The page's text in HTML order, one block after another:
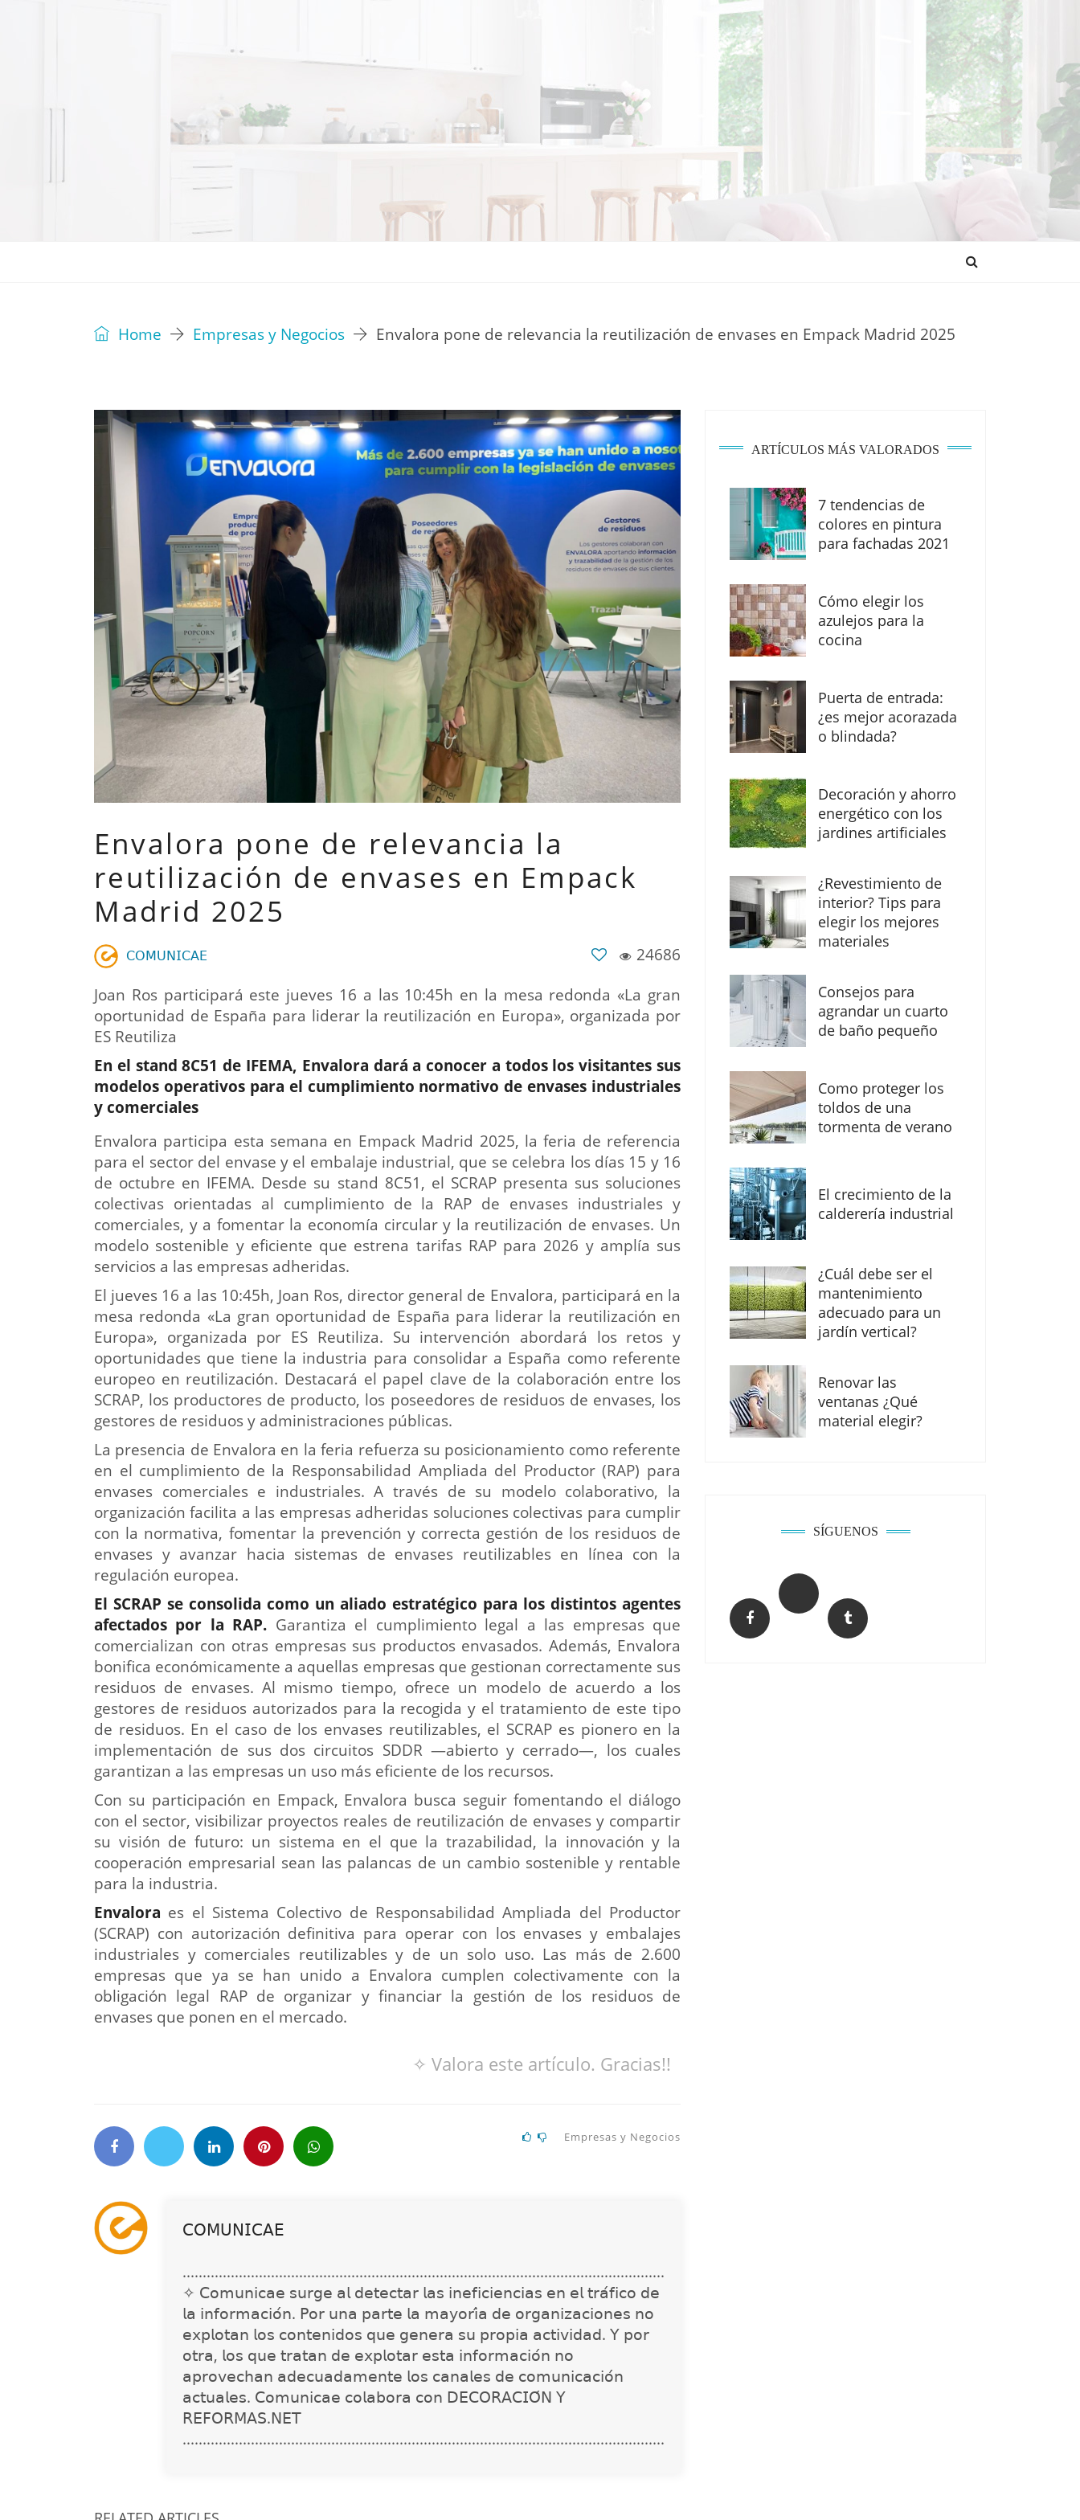
Home Empresas y Negocios Envalora pone de relevancia la reutilización de envases en Empack Madrid 2025
Envalora pone de relevancia la
reutilización de envases en Empack
Madrid 2025
𝖢𝖮𝖬𝖴𝖭𝖨𝖢𝖠𝖤
24686
Joan Ros participará este jueves 16 a las 10:45h en la mesa redonda «La gran
oportunidad de España para liderar la reutilización en Europa», organizada por
ES Reutiliza
En el stand 8C51 de IFEMA, Envalora dará a conocer a todos los visitantes sus
modelos operativos para el cumplimiento normativo de envases industriales
y comerciales
Envalora participa esta semana en Empack Madrid 2025, la feria de referencia
para el sector del envase y el embalaje industrial, que se celebra los días 15 y 16
de octubre en IFEMA. Desde su stand 8C51, el SCRAP presenta sus soluciones
colectivas orientadas al cumplimiento de la RAP de envases industriales y
comerciales, y a fomentar la economía circular y la reutilización de envases. Un
modelo sostenible y eficiente que estrena tarifas RAP para 2026 y amplía sus
servicios a las empresas adheridas.
El jueves 16 a las 10:45h, Joan Ros, director general de Envalora, participará en la
mesa redonda «La gran oportunidad de España para liderar la reutilización en
Europa», organizada por ES Reutiliza. Su intervención abordará los retos y
oportunidades que tiene la industria para consolidar a España como referente
europeo en reutilización. Destacará el papel clave de la colaboración entre los
SCRAP, los productores de producto, los poseedores de residuos de envases, los
gestores de residuos y administraciones públicas.
La presencia de Envalora en la feria refuerza su posicionamiento como referente
en el cumplimiento de la Responsabilidad Ampliada del Productor (RAP) para
envases comerciales e industriales. A través de su modelo colaborativo, la
organización facilita a las empresas adheridas soluciones colectivas para cumplir
con la normativa, fomentar la prevención y correcta gestión de los residuos de
envases y avanzar hacia sistemas de envases reutilizables en línea con la
regulación europea.
El SCRAP se consolida como un aliado estratégico para los distintos agentes
afectados por la RAP. Garantiza el cumplimiento legal a las empresas que
comercializan con otras empresas sus productos envasados. Además, Envalora
bonifica económicamente a aquellas empresas que gestionan correctamente sus
residuos de envases. Al mismo tiempo, ofrece un modelo de acuerdo a los
gestores de residuos autorizados para la recogida y el tratamiento de este tipo
de residuos. En el caso de los envases reutilizables, el SCRAP es pionero en la
implementación de sus dos circuitos SDDR —abierto y cerrado—, los cuales
garantizan a las empresas un uso más eficiente de los recursos.
Con su participación en Empack, Envalora busca seguir fomentando el diálogo
con el sector, visibilizar proyectos reales de reutilización de envases y compartir
su visión de futuro: un sistema en el que la trazabilidad, la innovación y la
cooperación empresarial sean las palancas de un cambio sostenible y rentable
para la industria.
Envalora​ es el Sistema Colectivo de Responsabilidad Ampliada del Productor
(SCRAP) con autorización definitiva para operar con los envases y embalajes
industriales y comerciales reutilizables y de un solo uso. Las más de 2.600
empresas que ya se han unido a Envalora cumplen colectivamente con la
obligación legal RAP de organizar y financiar la gestión de los residuos de
envases que ponen en el mercado.
✧ Valora este artículo. Gracias!!
Empresas y Negocios
𝖢𝖮𝖬𝖴𝖭𝖨𝖢𝖠𝖤
........................................................................................................................
✧ 𝖢𝗈𝗆𝗎𝗇𝗂𝖼𝖺𝖾 𝗌𝗎𝗋𝗀𝖾 𝖺𝗅 𝖽𝖾𝗍𝖾𝖼𝗍𝖺𝗋 𝗅𝖺𝗌 𝗂𝗇𝖾𝖿𝗂𝖼𝗂𝖾𝗇𝖼𝗂𝖺𝗌 𝖾𝗇 𝖾𝗅 𝗍𝗋𝖺́𝖿𝗂𝖼𝗈 𝖽𝖾
𝗅𝖺 𝗂𝗇𝖿𝗈𝗋𝗆𝖺𝖼𝗂𝗈́𝗇. 𝖯𝗈𝗋 𝗎𝗇𝖺 𝗉𝖺𝗋𝗍𝖾 𝗅𝖺 𝗆𝖺𝗒𝗈𝗋𝗂́𝖺 𝖽𝖾 𝗈𝗋𝗀𝖺𝗇𝗂𝗓𝖺𝖼𝗂𝗈𝗇𝖾𝗌 𝗇𝗈
𝖾𝗑𝗉𝗅𝗈𝗍𝖺𝗇 𝗅𝗈𝗌 𝖼𝗈𝗇𝗍𝖾𝗇𝗂𝖽𝗈𝗌 𝗊𝗎𝖾 𝗀𝖾𝗇𝖾𝗋𝖺 𝗌𝗎 𝗉𝗋𝗈𝗉𝗂𝖺 𝖺𝖼𝗍𝗂𝗏𝗂𝖽𝖺𝖽. 𝖸 𝗉𝗈𝗋
𝗈𝗍𝗋𝖺, 𝗅𝗈𝗌 𝗊𝗎𝖾 𝗍𝗋𝖺𝗍𝖺𝗇 𝖽𝖾 𝖾𝗑𝗉𝗅𝗈𝗍𝖺𝗋 𝖾𝗌𝗍𝖺 𝗂𝗇𝖿𝗈𝗋𝗆𝖺𝖼𝗂𝗈́𝗇 𝗇𝗈
𝖺𝗉𝗋𝗈𝗏𝖾𝖼𝗁𝖺𝗇 𝖺𝖽𝖾𝖼𝗎𝖺𝖽𝖺𝗆𝖾𝗇𝗍𝖾 𝗅𝗈𝗌 𝖼𝖺𝗇𝖺𝗅𝖾𝗌 𝖽𝖾 𝖼𝗈𝗆𝗎𝗇𝗂𝖼𝖺𝖼𝗂𝗈́𝗇
𝖺𝖼𝗍𝗎𝖺𝗅𝖾𝗌. 𝖢𝗈𝗆𝗎𝗇𝗂𝖼𝖺𝖾 𝖼𝗈𝗅𝖺𝖻𝗈𝗋𝖺 𝖼𝗈𝗇 𝖣𝖤𝖢𝖮𝖱𝖠𝖢𝖨𝖮́𝖭 𝖸
𝖱𝖤𝖥𝖮𝖱𝖬𝖠𝖲.𝖭𝖤𝖳
........................................................................................................................
ARTÍCULOS MÁS VALORADOS
7 tendencias de
colores en pintura
para fachadas 2021
Cómo elegir los
azulejos para la
cocina
Puerta de entrada:
¿es mejor acorazada
o blindada?
Decoración y ahorro
energético con los
jardines artificiales
¿Revestimiento de
interior? Tips para
elegir los mejores
materiales
Consejos para
agrandar un cuarto
de baño pequeño
Como proteger los
toldos de una
tormenta de verano
El crecimiento de la
calderería industrial
¿Cuál debe ser el
mantenimiento
adecuado para un
jardín vertical?
Renovar las
ventanas ¿Qué
material elegir?
SÍGUENOS